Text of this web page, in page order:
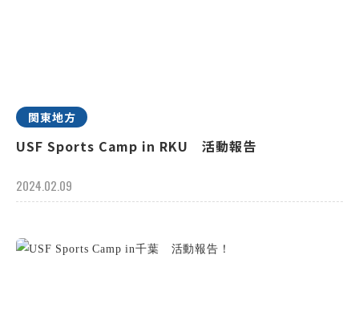
関東地方
USF Sports Camp in RKU 活動報告
2024.02.09